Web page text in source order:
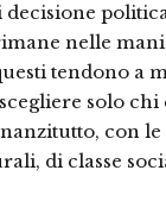
decisione
nelle
tendono a
solo chi
con le
di classe